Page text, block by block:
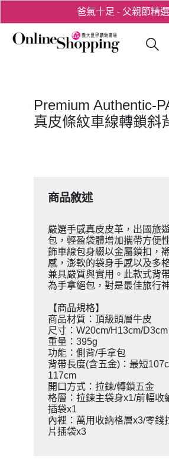
爸氣十足 - 父親節精
用心愛你！七夕星選
Premium Authentic-
真皮條紋車線轉鎖斜
商品敘述
嚴選手感真皮皮革，出國旅
包，輕盈袋體增加攜帶方便
飾車線包身綴以金屬鎖扣，
感，澎軟的袋身手感以及多
兼具嚴質與實用。此款式背
為手拿絕包，對是最佳旅行
【商品規格】
商品材質：頂級頭層牛皮
尺寸：W20cm/H13cm/D3cm
重量：395g
功能：側背/手拿包
背帶長度(含五金)：最短
117cm
開口方式：拉鍊/轉鎖五金
格層：拉鍊主袋身x1/前幅收
插袋x1
內裡：萬用收納格層x3/零錢
片插袋x3